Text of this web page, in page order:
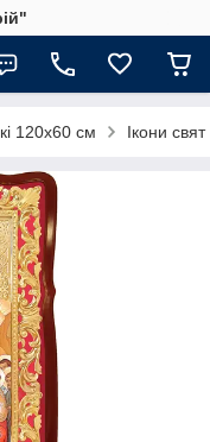
120х60 см Ікони